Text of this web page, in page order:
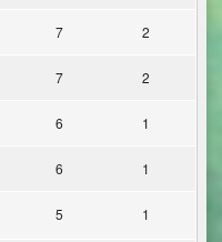
7 2
7 2
6 1
6 1
5 1